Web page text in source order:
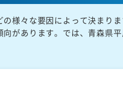
様々な要因によって決まり
があります。では、青森県